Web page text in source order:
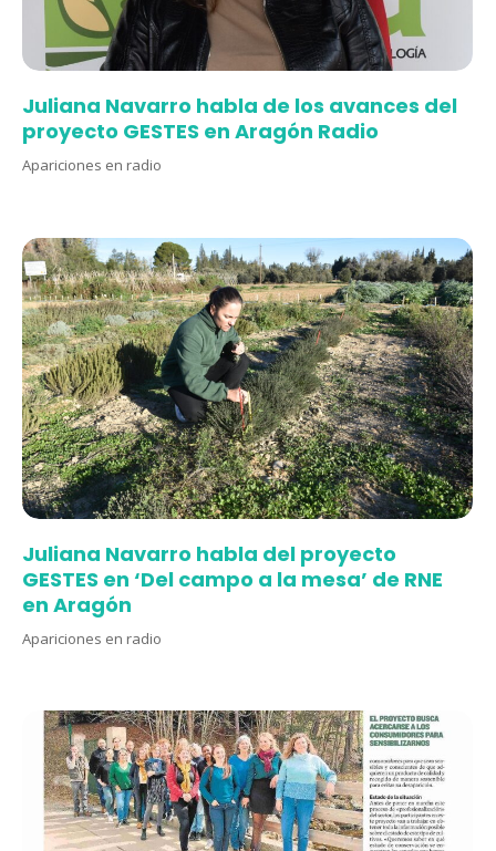
Juliana Navarro habla de los avances del
proyecto GESTES en Aragón Radio
Apariciones en radio
Juliana Navarro habla del proyecto
GESTES en ‘Del campo a la mesa’ de RNE
en Aragón
Apariciones en radio